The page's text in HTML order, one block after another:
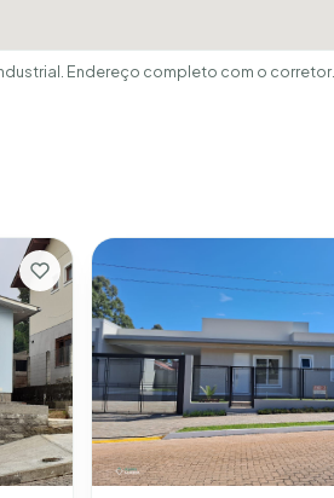
Endereço completo com o corretor.